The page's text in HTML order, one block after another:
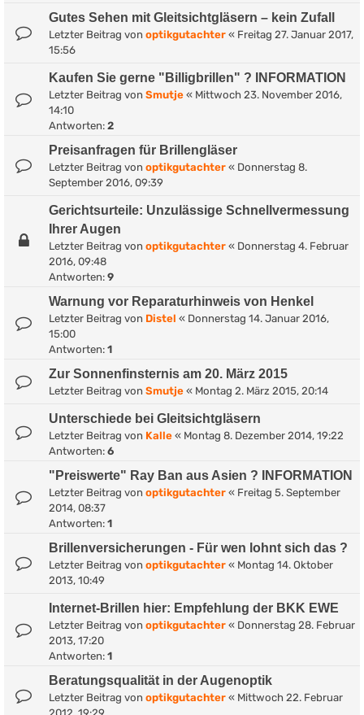
Gutes Sehen mit Gleitsichtgläsern – kein Zufall
Letzter Beitrag von optikgutachter « Freitag 27. Januar 2017,
15:56
Kaufen Sie gerne "Billigbrillen" ? INFORMATION
Letzter Beitrag von Smutje « Mittwoch 23. November 2016,
14:10
Antworten: 2
Preisanfragen für Brillengläser
Letzter Beitrag von optikgutachter « Donnerstag 8.
September 2016, 09:39
Gerichtsurteile: Unzulässige Schnellvermessung
Ihrer Augen
Letzter Beitrag von optikgutachter « Donnerstag 4. Februar
2016, 09:48
Antworten: 9
Warnung vor Reparaturhinweis von Henkel
Letzter Beitrag von Distel « Donnerstag 14. Januar 2016,
15:00
Antworten: 1
Zur Sonnenfinsternis am 20. März 2015
Letzter Beitrag von Smutje « Montag 2. März 2015, 20:14
Unterschiede bei Gleitsichtgläsern
Letzter Beitrag von Kalle « Montag 8. Dezember 2014, 19:22
Antworten: 6
"Preiswerte" Ray Ban aus Asien ? INFORMATION
Letzter Beitrag von optikgutachter « Freitag 5. September
2014, 08:37
Antworten: 1
Brillenversicherungen - Für wen lohnt sich das ?
Letzter Beitrag von optikgutachter « Montag 14. Oktober
2013, 10:49
Internet-Brillen hier: Empfehlung der BKK EWE
Letzter Beitrag von optikgutachter « Donnerstag 28. Februar
2013, 17:20
Antworten: 1
Beratungsqualität in der Augenoptik
Letzter Beitrag von optikgutachter « Mittwoch 22. Februar